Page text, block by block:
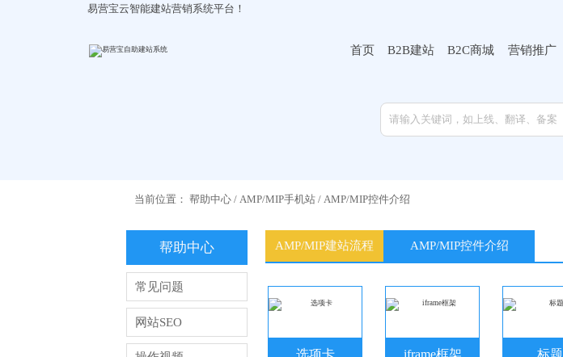
易营宝云智能建站营销系统平台！
首页 B2B建站 B2C商城 营销推广
当前位置： 帮助中心/ AMP/MIP手机站/ AMP/MIP控件介绍
帮助中心
常见问题
网站SEO
AMP/MIP建站流程 AMP/MIP控件介绍
选项卡 iframe框架 标题